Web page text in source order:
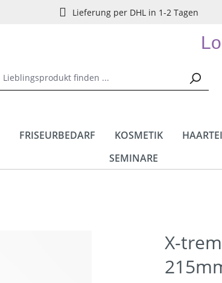
Lieferung per DHL in 1-2 Tagen
FRISEURBEDARF KOSMETIK
SEMINARE
X-